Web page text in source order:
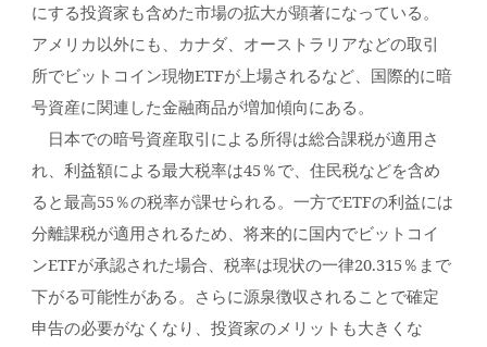
にする投資家も含めた市場の拡大が顕著になっている。
アメリカ以外にも、カナダ、オーストラリアなどの取引
所でビットコイン現物ETFが上場されるなど、国際的に暗
号資産に関連した金融商品が増加傾向にある。
日本での暗号資産取引による所得は総合課税が適用さ
れ、利益額による最大税率は45％で、住民税などを含め
ると最高55％の税率が課せられる。一方でETFの利益には
分離課税が適用されるため、将来的に国内でビットコイ
ンETFが承認された場合、税率は現状の一律20.315％まで
下がる可能性がある。さらに源泉徴収されることで確定
申告の必要がなくなり、投資家のメリットも大きくな